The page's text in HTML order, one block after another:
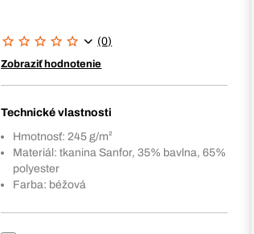
(0)
Zobraziť hodnotenie
Technické vlastnosti
Hmotnosť: 245 g/m²
Materiál: tkanina Sanfor, 35% bavlna, 65%
polyester
Farba: béžová